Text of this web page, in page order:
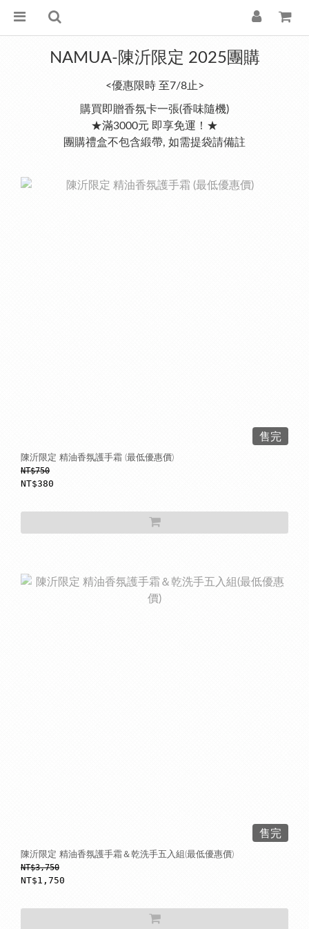
NAMUA-陳沂限定 2025團購
<優惠限時 至7/8止>
購買即贈香氛卡一張(香味隨機)
★滿3000元 即享免運！★
團購禮盒不包含緞帶, 如需提袋請備註
售完
陳沂限定 精油香氛護手霜 (最低優惠價)
NT$750
NT$380
售完
陳沂限定 精油香氛護手霜＆乾洗手五入組(最低優惠價)
NT$3,750
NT$1,750